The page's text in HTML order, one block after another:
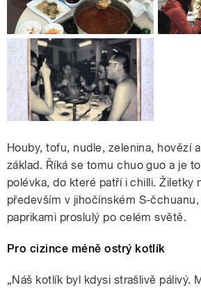
Houby, tofu, nudle, zelenina, hovězí
základ. Říká se tomu chuo guo a je
polévka, do které patří i chilli. Žiletky
především v jihočínském S-
paprikami proslulý po celém světě.
Pro cizince méně ostrý kotlík
„Náš kotlík byl kdysi strašlivě pálivý.